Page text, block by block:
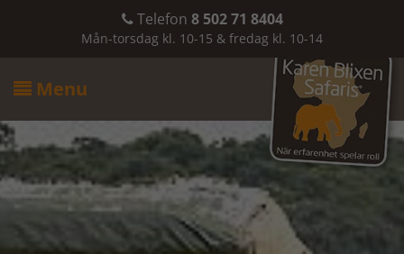
Telefon 8 502 71 8404
Mån-torsdag kl. 10-15 & fredag kl. 10-14
 Menu